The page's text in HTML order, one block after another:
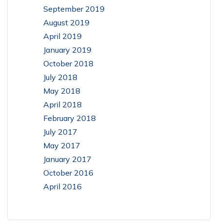
September 2019
August 2019
April 2019
January 2019
October 2018
July 2018
May 2018
April 2018
February 2018
July 2017
May 2017
January 2017
October 2016
April 2016